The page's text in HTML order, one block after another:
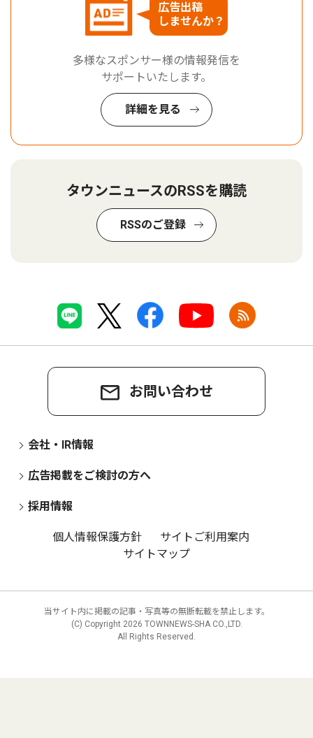
広告出稿
しませんか？
多様なスポンサー様の情報発信を
サポートいたします。
詳細を見る
タウンニュースのRSSを購読
RSSのご登録
お問い合わせ
会社・IR情報
広告掲載をご検討の方へ
採用情報
個人情報保護方針
サイトご利用案内
サイトマップ
当サイト内に掲載の記事・写真等の無断転載を禁止します。
(C) Copyright 2026 TOWNNEWS-SHA CO.,LTD.
All Rights Reserved.